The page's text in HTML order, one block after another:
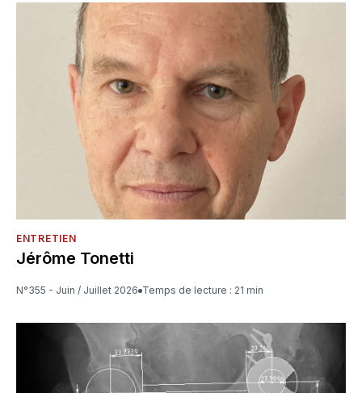
ENTRETIEN
Jérôme Tonetti
N°355 - Juin / Juillet 2026 Temps de lecture : 21 min